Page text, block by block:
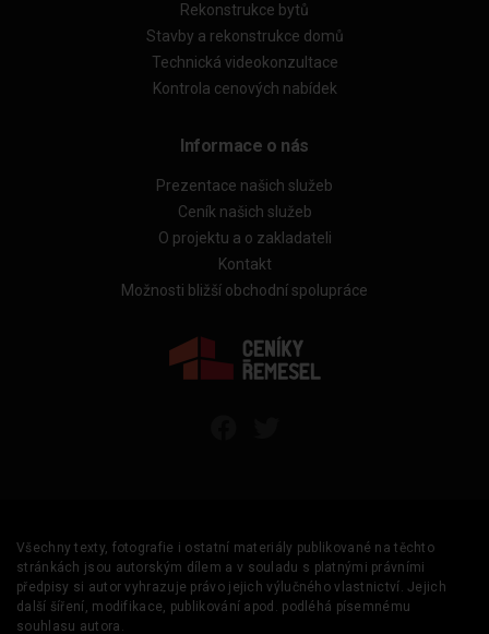
Rekonstrukce bytů
Stavby a rekonstrukce domů
Technická videokonzultace
Kontrola cenových nabídek
Informace o nás
Prezentace našich služeb
Ceník našich služeb
O projektu a o zakladateli
Kontakt
Možnosti bližší obchodní spolupráce
Všechny texty, fotografie i ostatní materiály publikované na těchto
stránkách jsou autorským dílem a v souladu s platnými právními
předpisy si autor vyhrazuje právo jejich výlučného vlastnictví. Jejich
další šíření, modifikace, publikování apod. podléhá písemnému
souhlasu autora.